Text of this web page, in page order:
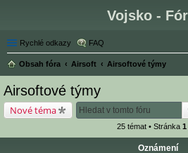
Vojsko -
Rychlé odkazy FAQ
Obsah fóra Airsoft
Airsoftové týmy
Airsoftové týmy
Nové téma
25 témat • Stránka 1
Oznámení